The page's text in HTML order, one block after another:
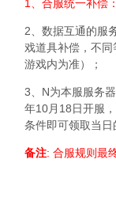
1、合服统一补偿
2、数据互通的服
戏道具补偿，不
游戏内为准）；
3、N为本服服务
年10月18日开服
条件即可领取当日
备注: 合服规则最